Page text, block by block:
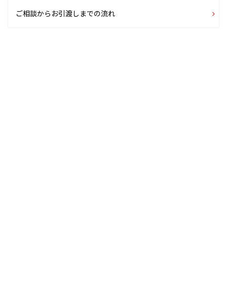
ご相談からお引渡しまでの流れ